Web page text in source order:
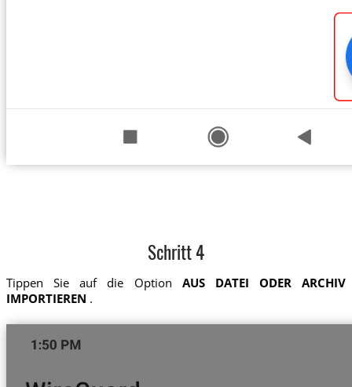
Schritt 4
Tippen Sie auf die Option AUS DATEI ODER ARCHIV
IMPORTIEREN .